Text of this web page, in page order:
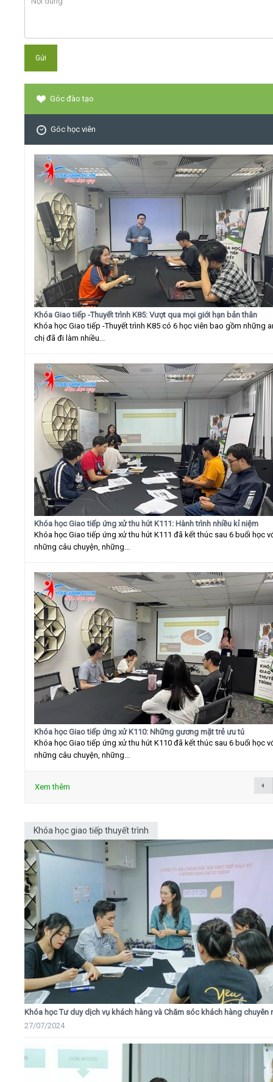
Góc đào tạo
Góc học viên
Khóa Giao tiếp -Thuyết trình K85: Vượt qua mọi giới hạn bản thân
Khóa học Giao tiếp -Thuyết trình K85 có 6 học viên bao gồm những
chị đã đi làm nhiều...
Khóa học Giao tiếp ứng xử thu hút K111: Hành trình nhiều kỉ niệm
Khóa học Giao tiếp ứng xử thu hút K111 đã kết thúc sau 6 buổi học
những câu chuyện, những...
Khóa học Giao tiếp ứng xử K110: Những gương mặt trẻ ưu tú
Khóa học Giao tiếp ứng xử thu hút K110 đã kết thúc sau 6 buổi học
những câu chuyện, những...
Xem thêm
Khóa học giao tiếp thuyết trình
Khóa học Tư duy dịch vụ khách hàng và Chăm sóc khách hàng chuyên
27/07/2024